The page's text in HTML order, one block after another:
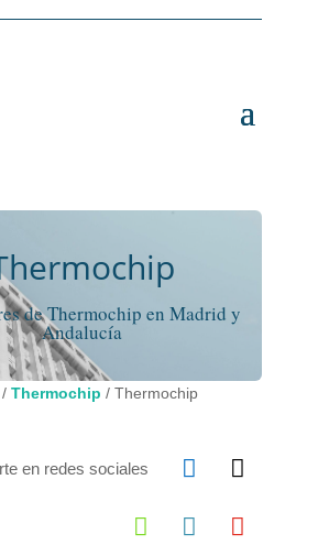
de Thermochip en Madrid y
Andalucía
Thermochip / Thermochip
en redes sociales  
  